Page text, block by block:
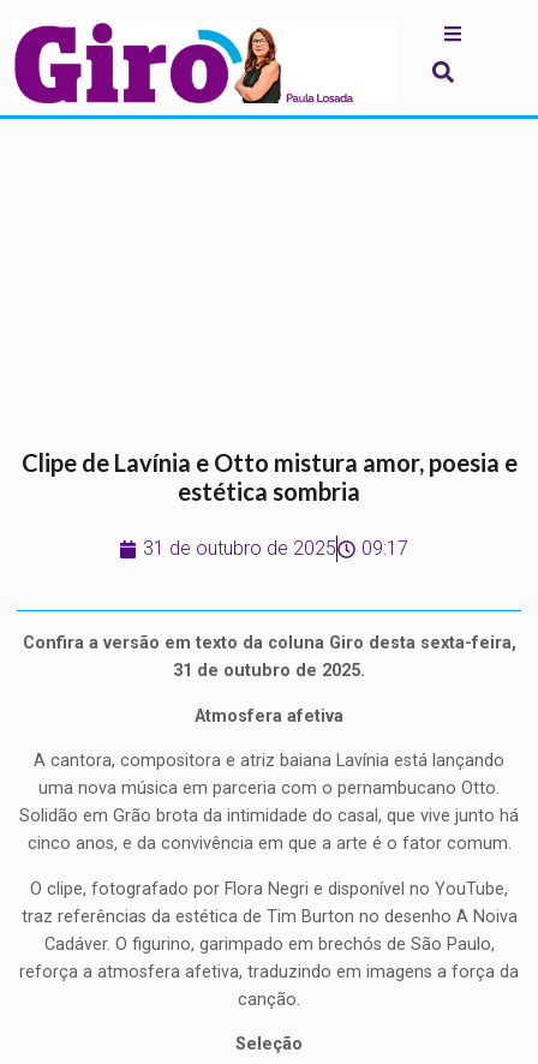
Clipe de Lavínia e Otto mistura amor, poesia e
estética sombria
31 de outubro de 2025 09:17
Confira a versão em texto da coluna Giro desta sexta-feira,
31 de outubro de 2025.
Atmosfera afetiva
A cantora, compositora e atriz baiana Lavínia está lançando
uma nova música em parceria com o pernambucano Otto.
Solidão em Grão brota da intimidade do casal, que vive junto há
cinco anos, e da convivência em que a arte é o fator comum.
O clipe, fotografado por Flora Negri e disponível no YouTube,
traz referências da estética de Tim Burton no desenho A Noiva
Cadáver. O figurino, garimpado em brechós de São Paulo,
reforça a atmosfera afetiva, traduzindo em imagens a força da
canção.
Seleção